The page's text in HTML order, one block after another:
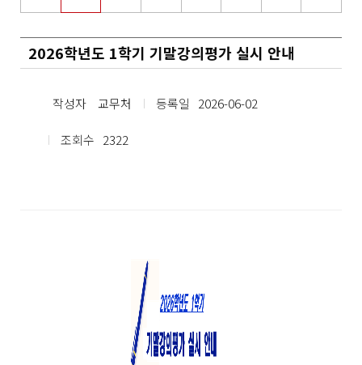
2026학년도 1학기 기말강의평가 실시 안내
작성자 교무처 등록일 2026-06-02
조회수 2322